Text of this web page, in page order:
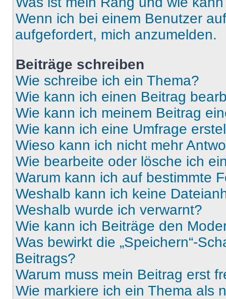
Wenn ich bei einem Benutzer
aufgefordert, mich anzumelden.
Beiträge schreiben
Wie schreibe ich ein Thema?
Wie kann ich einen Beitrag
Wie kann ich meinem Beitrag
Wie kann ich eine Umfrage
Wieso kann ich nicht mehr
Wie bearbeite oder lösche ich
Warum kann ich auf bestimmte
Weshalb kann ich keine
Weshalb wurde ich verwarnt?
Wie kann ich Beiträge den
Was bewirkt die „Speichern“-
Beitrags?
Warum muss mein Beitrag erst
Wie markiere ich ein Thema als